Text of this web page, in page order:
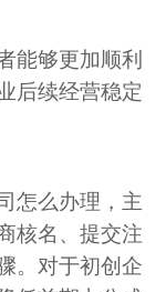
能够更加顺利
后续经营稳定
怎么办理，主
核名、提交注
。对于初创企